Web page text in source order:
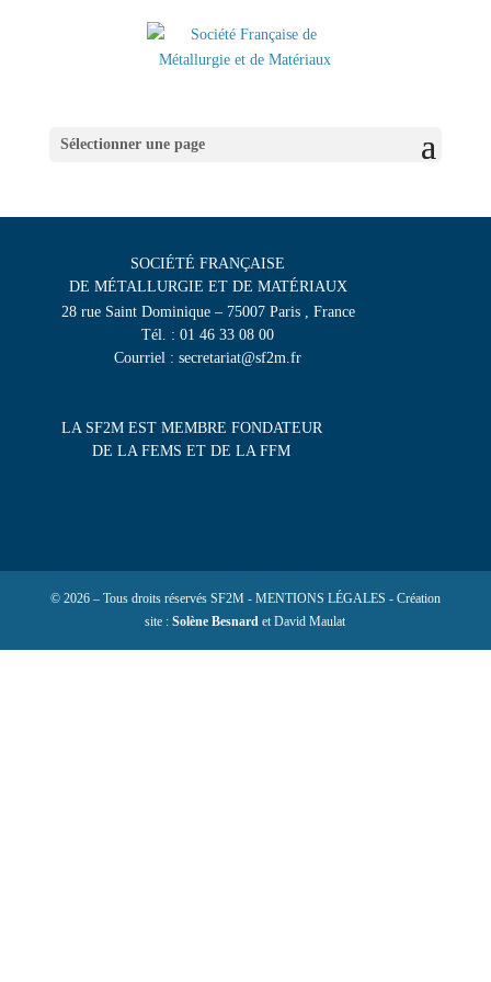
Sélectionner une page
SOCIÉTÉ FRANÇAISE
DE MÉTALLURGIE ET DE MATÉRIAUX
28 rue Saint Dominique – 75007 Paris , France
Tél. : 01 46 33 08 00
Courriel : secretariat@sf2m.fr
LA SF2M EST MEMBRE FONDATEUR
DE LA FEMS ET DE LA FFM
© 2026 – Tous droits réservés SF2M - MENTIONS LÉGALES - Création
site :Solène Besnard et David Maulat